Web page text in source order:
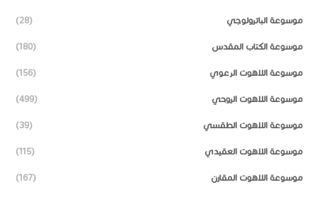
موسوعة الباترولوجي (28)
موسوعة الكتاب المقدس (180)
موسوعة اللاهوت الرعوي (156)
موسوعة اللاهوت الروحي (499)
موسوعة اللاهوت الطقسي (39)
موسوعة اللاهوت العقيدي (115)
موسوعة اللاهوت المقارن (167)